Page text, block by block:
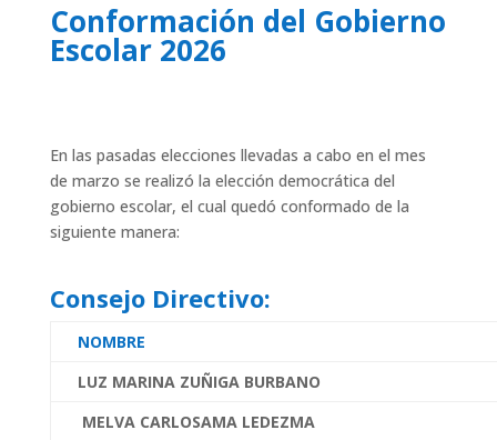
Conformación del Gobierno
Escolar 2026
En las pasadas elecciones llevadas a cabo en el mes
de marzo se realizó la elección democrática del
gobierno escolar, el cual quedó conformado de la
siguiente manera:
Consejo Directivo:
NOMBRE
LUZ MARINA ZUÑIGA BURBANO
MELVA CARLOSAMA LEDEZMA